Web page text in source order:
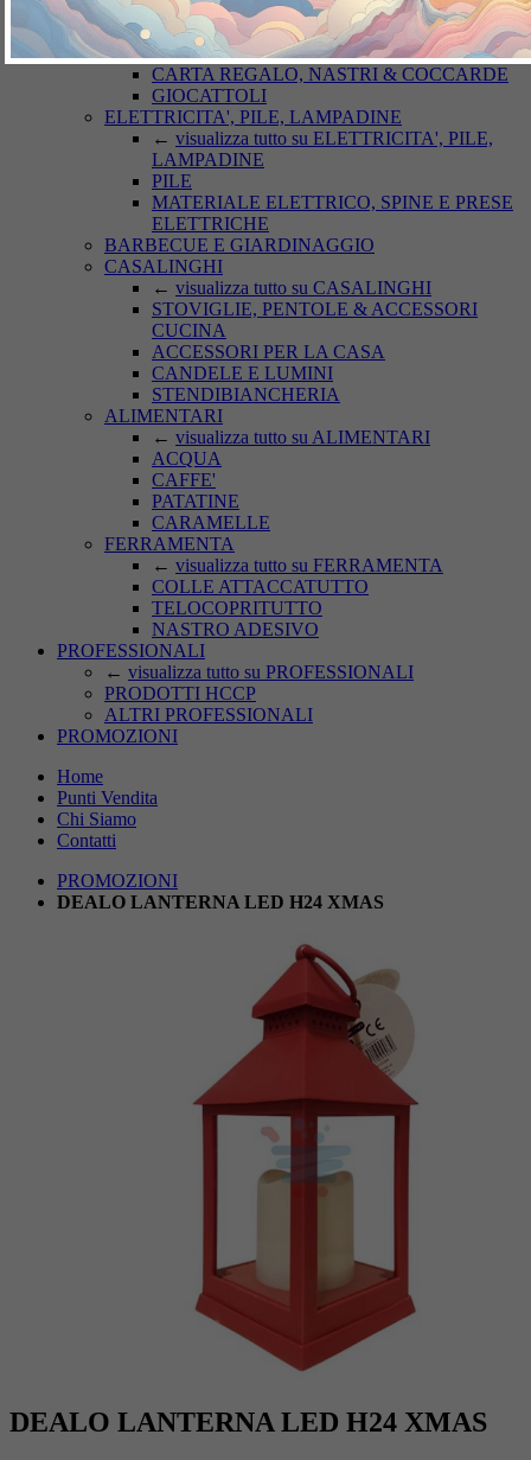
CURA AUTO
CARTOLERIA
← visualizza tutto su CARTOLERIA
CARTA REGALO, NASTRI & COCCARDE
GIOCATTOLI
ELETTRICITA', PILE, LAMPADINE
← visualizza tutto su ELETTRICITA', PILE,
LAMPADINE
PILE
MATERIALE ELETTRICO, SPINE E PRESE
ELETTRICHE
BARBECUE E GIARDINAGGIO
CASALINGHI
← visualizza tutto su CASALINGHI
STOVIGLIE, PENTOLE & ACCESSORI
CUCINA
ACCESSORI PER LA CASA
CANDELE E LUMINI
STENDIBIANCHERIA
ALIMENTARI
← visualizza tutto su ALIMENTARI
ACQUA
CAFFE'
PATATINE
CARAMELLE
FERRAMENTA
← visualizza tutto su FERRAMENTA
COLLE ATTACCATUTTO
TELOCOPRITUTTO
NASTRO ADESIVO
PROFESSIONALI
← visualizza tutto su PROFESSIONALI
PRODOTTI HCCP
ALTRI PROFESSIONALI
PROMOZIONI
Home
Punti Vendita
Chi Siamo
Contatti
PROMOZIONI
DEALO LANTERNA LED H24 XMAS
DEALO LANTERNA LED H24 XMAS